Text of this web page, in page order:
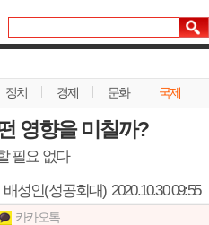
정치 경제 문화 국제
영향을 미칠까?
필요 없다
배성인(성공회대) 2020.10.30 09:55
카카오톡